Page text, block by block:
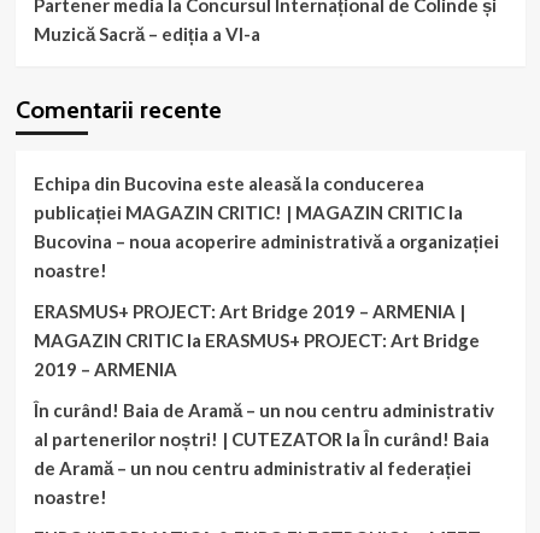
Partener media la Concursul Internațional de Colinde și
Muzică Sacră – ediția a VI-a
Comentarii recente
Echipa din Bucovina este aleasă la conducerea
publicației MAGAZIN CRITIC! | MAGAZIN CRITICla
Bucovina – noua acoperire administrativă a organizației
noastre!
ERASMUS+ PROJECT: Art Bridge 2019 – ARMENIA |
MAGAZIN CRITICla ERASMUS+ PROJECT: Art Bridge
2019 – ARMENIA
În curând! Baia de Aramă – un nou centru administrativ
al partenerilor noștri! | CUTEZATOR laÎn curând! Baia
de Aramă – un nou centru administrativ al federației
noastre!